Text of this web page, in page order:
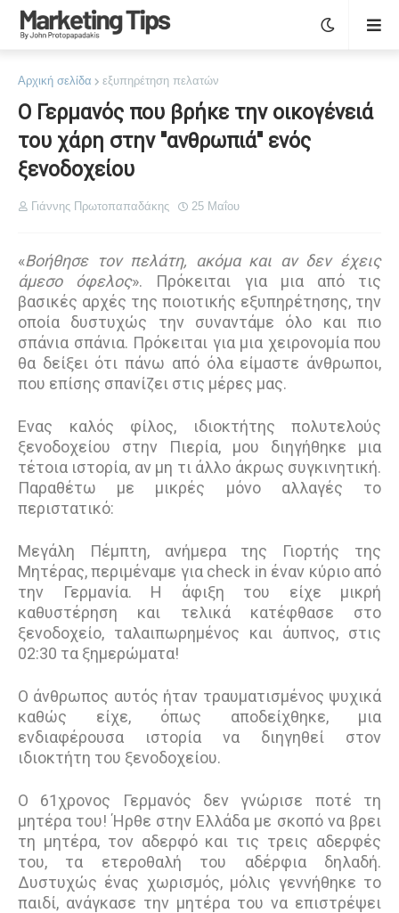
Αρχική σελίδα εξυπηρέτηση πελατών
Ο Γερμανός που βρήκε την οικογένειά
του χάρη στην ''ανθρωπιά'' ενός
ξενοδοχείου
Γιάννης Πρωτοπαπαδάκης 25 Μαΐου
«Βοήθησε τον πελάτη, ακόμα και αν δεν έχεις
άμεσο όφελος». Πρόκειται για μια από τις
βασικές αρχές της ποιοτικής εξυπηρέτησης, την
οποία δυστυχώς την συναντάμε όλο και πιο
σπάνια σπάνια. Πρόκειται για μια χειρονομία που
θα δείξει ότι πάνω από όλα είμαστε άνθρωποι,
που επίσης σπανίζει στις μέρες μας.
Ενας καλός φίλος, ιδιοκτήτης πολυτελούς
ξενοδοχείου στην Πιερία, μου διηγήθηκε μια
τέτοια ιστορία, αν μη τι άλλο άκρως συγκινητική.
Παραθέτω με μικρές μόνο αλλαγές το
περιστατικό:
Μεγάλη Πέμπτη, ανήμερα της Γιορτής της
Μητέρας, περιμέναμε για check in έναν κύριο από
την Γερμανία. Η άφιξη του είχε μικρή
καθυστέρηση και τελικά κατέφθασε στο
ξενοδοχείο, ταλαιπωρημένος και άυπνος, στις
02:30 τα ξημερώματα!
Ο άνθρωπος αυτός ήταν τραυματισμένος ψυχικά
καθώς είχε, όπως αποδείχθηκε, μια
ενδιαφέρουσα ιστορία να διηγηθεί στον
ιδιοκτήτη του ξενοδοχείου.
Ο 61χρονος Γερμανός δεν γνώρισε ποτέ τη
μητέρα του! Ήρθε στην Ελλάδα με σκοπό να βρει
τη μητέρα, τον αδερφό και τις τρεις αδερφές
του, τα ετεροθαλή του αδέρφια δηλαδή.
Δυστυχώς ένας χωρισμός, μόλις γεννήθηκε το
παιδί, ανάγκασε την μητέρα του να επιστρέψει